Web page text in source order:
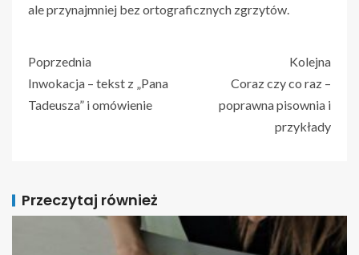
ale przynajmniej bez ortograficznych zgrzytów.
Poprzednia
Inwokacja – tekst z „Pana
Tadeusza” i omówienie
Kolejna
Coraz czy co raz –
poprawna pisownia i
przykłady
Przeczytaj również